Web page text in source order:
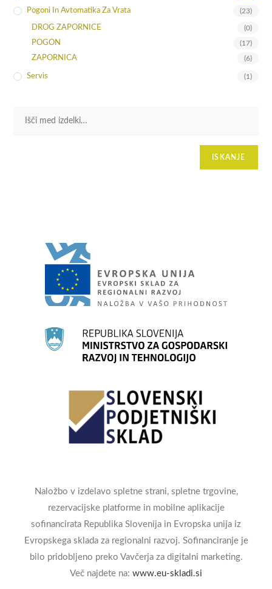
Pogoni In Avtomatika Za Vrata (23)
DROG ZAPORNICE (0)
POGON (17)
ZAPORNICA (6)
Servis (1)
ISKANJE
Naložbo v izdelavo spletne strani, spletne trgovine,
rezervacijske platforme in mobilne aplikacije
sofinancirata Republika Slovenija in Evropska unija iz
Evropskega sklada za regionalni razvoj. Sofinanciranje je
bilo pridobljeno preko Vavčerja za digitalni marketing.
Več najdete na: www.eu-skladi.si